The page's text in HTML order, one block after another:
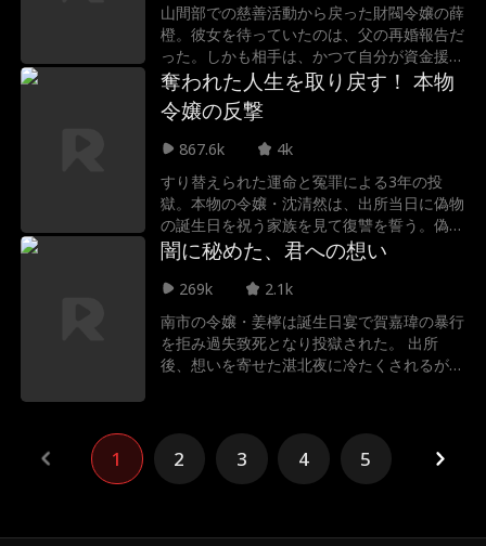
山間部での慈善活動から戻った財閥令嬢の薛
橙。彼女を待っていたのは、父の再婚報告だ
った。しかも相手は、かつて自分が資金援助
していた貧しい学生、翟嬌。清楚な仮面の下
に底知れぬ野心を隠し翟嬌は、薛橙を自身の
地位を脅かす「邪魔者」と見なし、常軌を逸
した罠を仕掛け始める。理不尽な虐げに耐え
を溺愛する父が真実を知る。暴かれる嘘、裏
切り者の告発。自らの欲望に溺れた悪女に下
される、容赦なき断罪とは？
奪われた人生を取り戻す！ 本物
令嬢の反撃
867.6k
4k
すり替えられた運命と冤罪による3年の投
獄。本物の令嬢・沈清然は、出所当日に偽物
の誕生日を祝う家族を見て復讐を誓う。偽善
的な悪女に徹底抗戦し、奪われたすべてを取
り戻す痛快な逆転劇。
闇に秘めた、君への想い
269k
2.1k
南市の令嬢・姜檸は誕生日宴で賀嘉瑋の暴行
を拒み過失致死となり投獄された。 出所
後、想いを寄せた湛北夜に冷たくされるが、
合い新たな人生を歩む。
1 2 3 4 5